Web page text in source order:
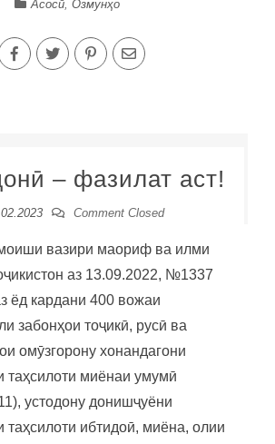
Асосӣ, Озмунҳо
– фазилат аст!
Comment Closed
вазири маориф ва илми
аз 13.09.2022, №1337
ёд кардани 400 вожаи
забонҳои тоҷикӣ, русӣ ва
омӯзгорону хонандагони
таҳсилоти миёнаи умумӣ
устодону донишҷуёни
таҳсилоти ибтидоӣ, миёна, олии